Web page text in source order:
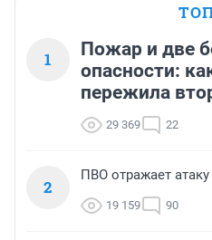
1
Пожар и две
опасности:
пережила
29 369 22
2
ПВО отражает
19 159 90